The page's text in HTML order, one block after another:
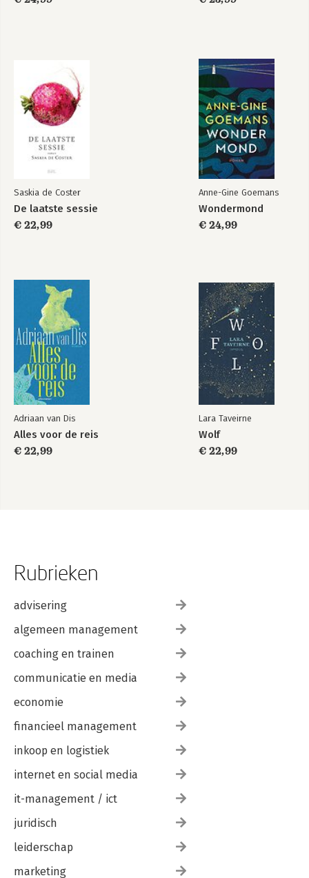
Saskia de Coster
De laatste sessie
€ 22,99
Anne-Gine Goemans
Wondermond
€ 24,99
Adriaan van Dis
Alles voor de reis
€ 22,99
Lara Taveirne
Wolf
€ 22,99
Rubrieken
advisering
algemeen management
coaching en trainen
communicatie en media
economie
financieel management
inkoop en logistiek
internet en social media
it-management / ict
juridisch
leiderschap
marketing